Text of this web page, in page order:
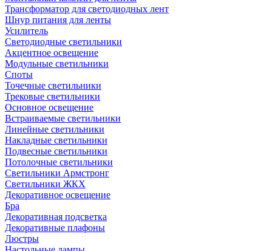
Трансформатор для светодиодных лент
Шнур питания для ленты
Усилитель
Светодиодные светильники
Акцентное освещение
Модульные светильники
Споты
Точечные светильники
Трековые светильники
Основное освещение
Встраиваемые светильники
Линейные светильники
Накладные светильники
Подвесные светильники
Потолочные светильники
Светильники Армстронг
Светильники ЖКХ
Декоративное освещение
Бра
Декоративная подсветка
Декоративные плафоны
Люстры